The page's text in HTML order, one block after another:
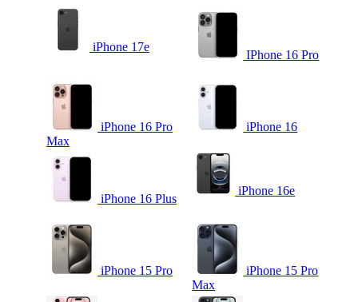
iPhone 17e
IPhone 16 Pro
iPhone 16 Pro
Max
iPhone 16
iPhone 16 Plus
iPhone 16e
iPhone 15 Pro
iPhone 15 Pro
Max